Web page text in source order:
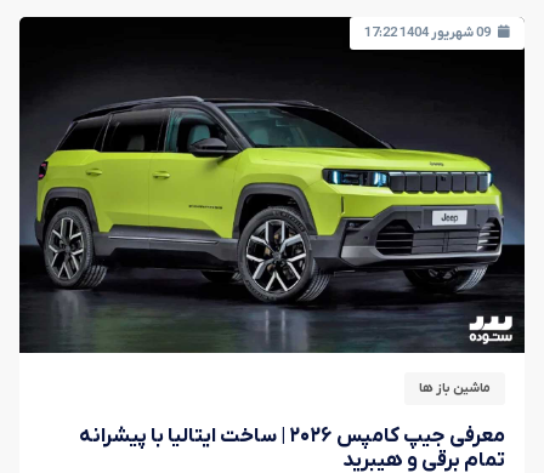
ماشین باز ها
معرفی جیپ کامپس ۲۰۲۶ | ساخت ایتالیا با پیشرانه
تمام برقی و هیبرید